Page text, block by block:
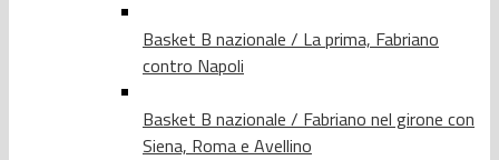
Basket B nazionale / La prima, Fabriano
contro Napoli
Basket B nazionale / Fabriano nel girone con
Siena, Roma e Avellino